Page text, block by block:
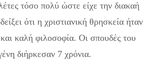
τόσο πολύ ώστε είχε την διακαή
ότι η χριστιανική θρησκεία ήταν
καλή φιλοσοφία. Οι σπουδές του
διήρκεσαν 7 χρόνια.